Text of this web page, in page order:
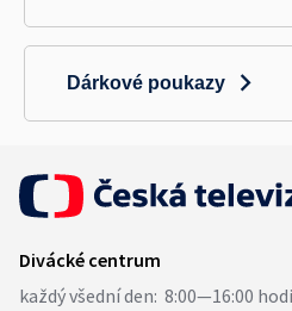
Dárkové poukazy